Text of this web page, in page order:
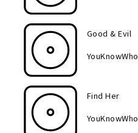
Good & Evil
YouKnowWho
Find Her
YouKnowWho